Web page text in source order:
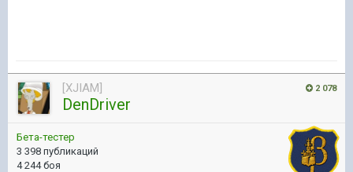
2 078
[XJIAM]
DenDriver
Бета-тестер
3 398 публикаций
4 244 боя